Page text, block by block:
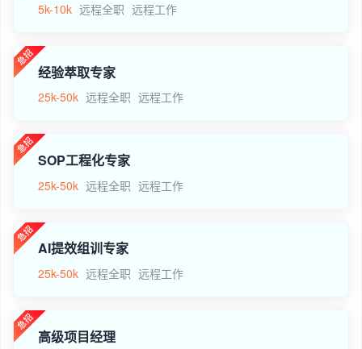
5k-10k 远程全职 远程工作
经验萃取专家
25k-50k 远程全职 远程工作
SOP工程化专家
25k-50k 远程全职 远程工作
AI提效组训专家
25k-50k 远程全职 远程工作
高级项目经理